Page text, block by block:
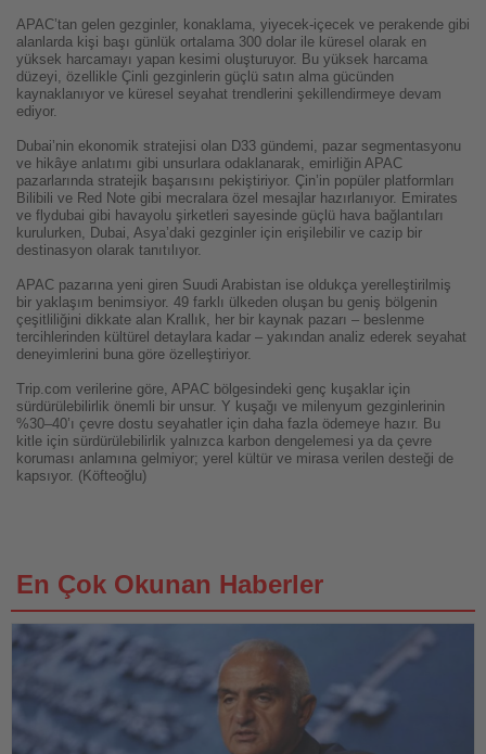
APAC’tan gelen gezginler, konaklama, yiyecek-içecek ve perakende gibi
alanlarda kişi başı günlük ortalama 300 dolar ile küresel olarak en
yüksek harcamayı yapan kesimi oluşturuyor. Bu yüksek harcama
düzeyi, özellikle Çinli gezginlerin güçlü satın alma gücünden
kaynaklanıyor ve küresel seyahat trendlerini şekillendirmeye devam
ediyor.
Dubai’nin ekonomik stratejisi olan D33 gündemi, pazar segmentasyonu
ve hikâye anlatımı gibi unsurlara odaklanarak, emirliğin APAC
pazarlarında stratejik başarısını pekiştiriyor. Çin’in popüler platformları
Bilibili ve Red Note gibi mecralara özel mesajlar hazırlanıyor. Emirates
ve flydubai gibi havayolu şirketleri sayesinde güçlü hava bağlantıları
kurulurken, Dubai, Asya’daki gezginler için erişilebilir ve cazip bir
destinasyon olarak tanıtılıyor.
APAC pazarına yeni giren Suudi Arabistan ise oldukça yerelleştirilmiş
bir yaklaşım benimsiyor. 49 farklı ülkeden oluşan bu geniş bölgenin
çeşitliliğini dikkate alan Krallık, her bir kaynak pazarı – beslenme
tercihlerinden kültürel detaylara kadar – yakından analiz ederek seyahat
deneyimlerini buna göre özelleştiriyor.
Trip.com verilerine göre, APAC bölgesindeki genç kuşaklar için
sürdürülebilirlik önemli bir unsur. Y kuşağı ve milenyum gezginlerinin
%30–40’ı çevre dostu seyahatler için daha fazla ödemeye hazır. Bu
kitle için sürdürülebilirlik yalnızca karbon dengelemesi ya da çevre
koruması anlamına gelmiyor; yerel kültür ve mirasa verilen desteği de
kapsıyor. (Köfteoğlu)
En Çok Okunan Haberler